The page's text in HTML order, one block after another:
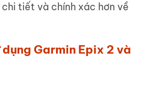
tiết và chính xác hơn về
Garmin Epix 2 và